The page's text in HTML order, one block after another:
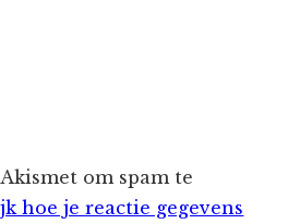
om spam te
hoe je reactie gegevens